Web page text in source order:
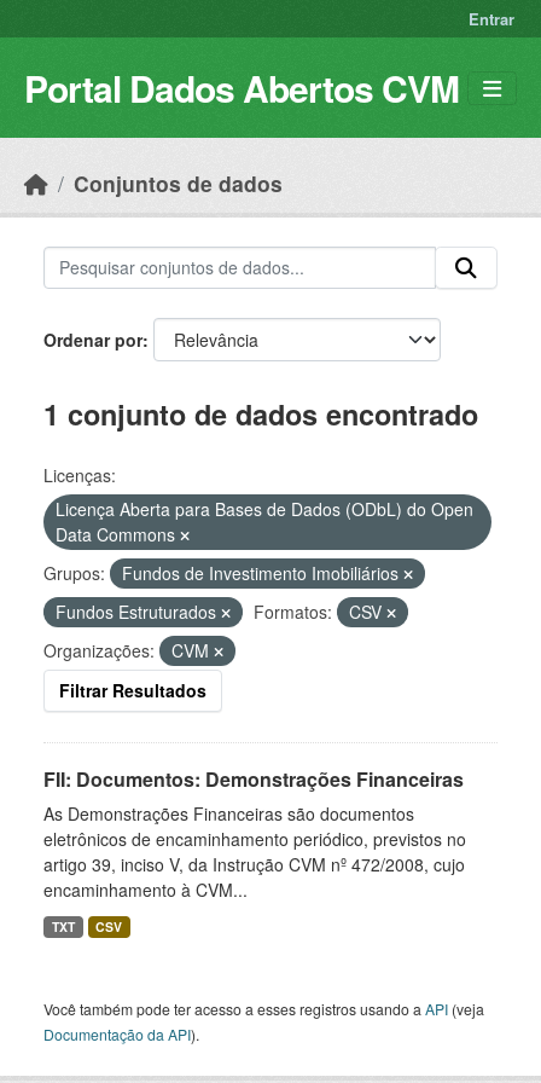
Entrar
Portal Dados Abertos CVM
Conjuntos de dados
Ordenar por
1 conjunto de dados encontrado
Licenças:
Licença Aberta para Bases de Dados (ODbL) do Open
Data Commons
Grupos:
Fundos de Investimento Imobiliários
Fundos Estruturados
Formatos:
CSV
Organizações:
CVM
Filtrar Resultados
FII: Documentos: Demonstrações Financeiras
As Demonstrações Financeiras são documentos
eletrônicos de encaminhamento periódico, previstos no
artigo 39, inciso V, da Instrução CVM nº 472/2008, cujo
encaminhamento à CVM...
TXT CSV
Você também pode ter acesso a esses registros usando a API (veja
Documentação da API).